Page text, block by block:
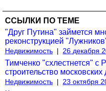
ССЫЛКИ ПО ТЕМЕ
"Друг Путина" займется
реконструкцией
Недвижимость | 26 декабря
Тимченко "схлестнется" с
строительство
Недвижимость | 23 октября